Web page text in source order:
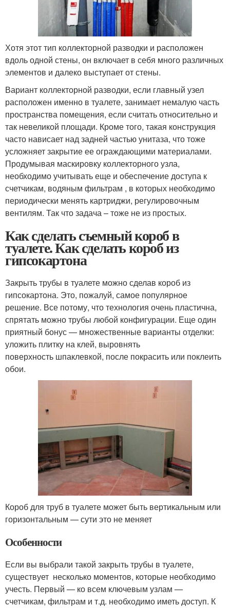
Хотя этот тип коллекторной разводки и расположен
вдоль одной стены, он включает в себя много различных
элементов и далеко выступает от стены.
Вариант коллекторной разводки, если главный узел
расположен именно в туалете, занимает немалую часть
пространства помещения, если считать относительно и
так невеликой площади. Кроме того, такая конструкция
часто нависает над задней частью унитаза, что тоже
усложняет закрытие ее ограждающими материалами.
Продумывая маскировку коллекторного узла,
необходимо учитывать еще и обеспечение доступа к
счетчикам, водяным фильтрам , в которых необходимо
периодически менять картриджи, регулировочным
вентилям. Так что задача – тоже не из простых.
Как сделать съемный короб в
туалете. Как сделать короб из
гипсокартона
Закрыть трубы в туалете можно сделав короб из
гипсокартона. Это, пожалуй, самое популярное
решение. Все потому, что технология очень пластична,
спрятать можно трубы любой конфигурации. Еще один
приятный бонус — множественные варианты отделки:
уложить плитку на клей, выровнять
поверхность шпаклевкой, после покрасить или поклеить
обои.
Короб для труб в туалете может быть вертикальным или
горизонтальным — сути это не меняет
Особенности
Если вы выбрали такой закрыть трубы в туалете,
существует несколько моментов, которые необходимо
учесть. Первый — ко всем ключевым узлам —
счетчикам, фильтрам и т.д. необходимо иметь доступ. К